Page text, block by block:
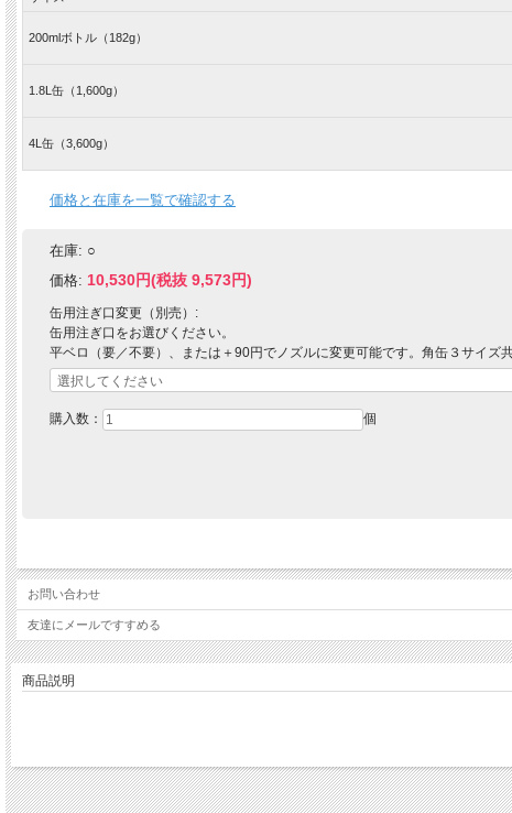
200mlボトル（182g）
1.8L缶（1,600g）
4L缶（3,600g）
価格と在庫を一覧で確認する
在庫: ○
価格: 10,530円(税抜 9,573円)
缶用注ぎ口変更（別売）:
缶用注ぎ口をお選びください。
平ベロ（要／不要）、または＋90円でノズルに変更可能です。角缶３サイズ
購入数： 個
お問い合わせ
友達にメールですすめる
商品説明